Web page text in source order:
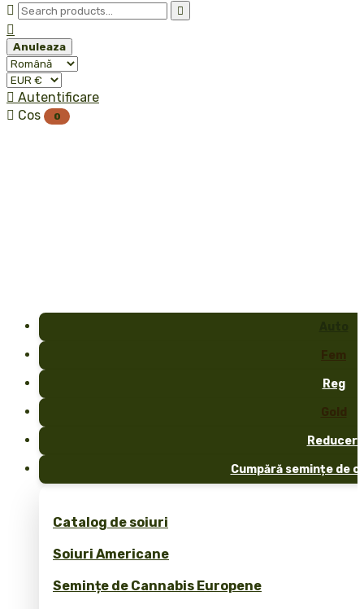
 

Anuleaza
 Autentificare
 Cos 0
Fem
Reg
Gold
Reduceri
Cumpără semințe de
Catalog de soiuri
Soiuri Americane
Semințe de Cannabis Europene